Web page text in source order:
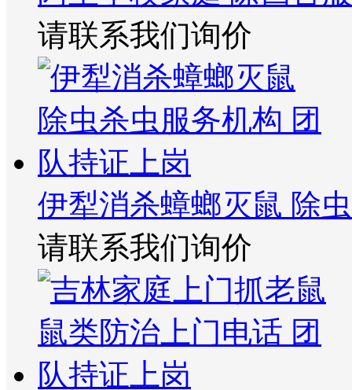
请联系我们询价
伊犁消杀蟑螂灭鼠 除
请联系我们询价